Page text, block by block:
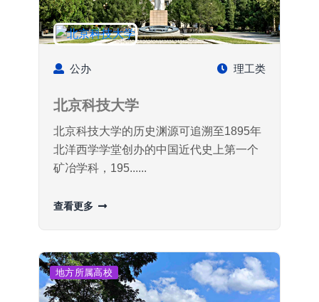
公办 理工类
北京科技大学
北京科技大学的历史渊源可追溯至1895年
北洋西学学堂创办的中国近代史上第一个
矿冶学科，195......
查看更多
地方所属高校